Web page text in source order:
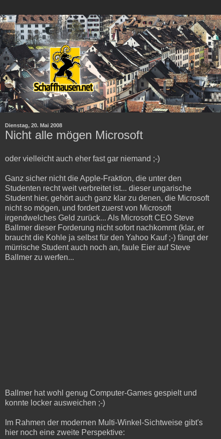
Dienstag, 20. Mai 2008
Nicht alle mögen Microsoft
oder vielleicht auch eher fast gar niemand ;-)
Ganz sicher nicht die Apple-Fraktion, die unter den
Studenten recht weit verbreitet ist... dieser ungarische
Student hier, gehört auch ganz klar zu denen, die Microsoft
nicht so mögen, und fordert zuerst von Microsoft
irgendwelches Geld zurück... Als Microsoft CEO Steve
Ballmer dieser Forderung nicht sofort nachkommt (klar, er
braucht die Kohle ja selbst für den Yahoo Kauf ;-) fängt der
mürrische Student auch noch an, faule Eier auf Steve
Ballmer zu werfen...
Ballmer hat wohl genug Computer-Games gespielt und
konnte locker ausweichen ;-)
Im Rahmen der modernen Multi-Winkel-Sichtweise gibt's
hier noch eine zweite Perspektive: